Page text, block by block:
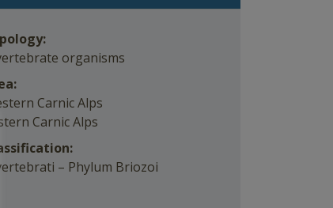
organisms
Carnic Alps
Carnic Alps
– Phylum Briozoi